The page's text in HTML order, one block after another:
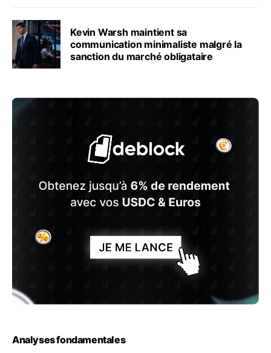
Kevin Warsh maintient sa
communication minimaliste malgré la
sanction du marché obligataire
Analyses fondamentales